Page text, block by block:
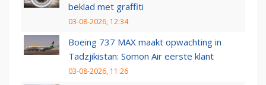
beklad met graffiti
03-08-2026, 12:34
Boeing 737 MAX maakt opwachting in
Tadzjikistan: Somon Air eerste klant
03-08-2026, 11:26